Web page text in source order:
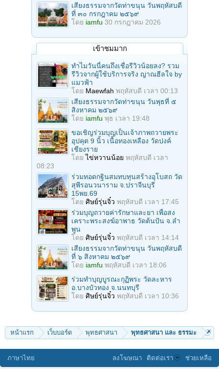
เสียงธรรมจากวัดท่าขนุน วันพฤหัสบดี
ที่ ๓๐ กรกฎาคม ๒๕๖๙
โดย iamfu 30 กรกฎาคม 2026
เข้าชมมาก
ทำไมวันนี้คนถึงเชื่อรีวิวน้อยลง? รวม
รีวิวจากผู้ใช้บริการจริง ญาณฮีลใจ by
แมวฟ้า
โดย Maewfah พฤหัสบดี เวลา 00:13
เสียงธรรมจากวัดท่าขนุน วันพุธที่ ๕
สิงหาคม ๒๕๖๙
โดย iamfu พุธ เวลา 19:48
ขอเชิญร่วมบุญเป็นเจ้าภาพถวายพระ
อุปคุต 9 นิ้ว เนื้อทองเหลือง วัดปงค์
เชียงราย
โดยไข่หวานน้อย พฤหัสบดี เวลา
08:23
ร่วมทอดกฐินสมทบทุนสร้างอุโบสถ วัด
สุพีรอนวนาราม จ.ปราจีนบุรี
15พย.69
โดย ศิษย์รุ่นจิ๋ว พฤหัสบดี เวลา 17:45
ร่วมบุญถวายค่ารักษาและยา เพื่อสง
เคราะพระสงฆ์อาพาธ วัดต้นปัน จ.ลํา
พูน
โดย ศิษย์รุ่นจิ๋ว พฤหัสบดี เวลา 14:14
เสียงธรรมจากวัดท่าขนุน วันพฤหัสบดี
ที่ ๖ สิงหาคม ๒๕๖๙
โดย iamfu พฤหัสบดี เวลา 18:06
ร่วมทําบุญบูรณะกุฏิพระ วัดละหาร
อ.บางบัวทอง จ.นนทบุรี
โดย ศิษย์รุ่นจิ๋ว พฤหัสบดี เวลา 10:36
หน้าแรก เว็บบอร์ด พุทธศาสนา พุทธศาสนา และ ธรรมะ
ภาษาไทย ลงโฆษณา ติดต่อเรา ช่วยเหลือ